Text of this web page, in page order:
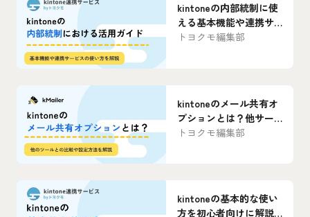
kintoneの内部統制に使
える基本機能や連携サ
ービスを解説
トヨクモ編集部
kintoneのメール共有オ
プションとは？他サー
ビスとの機能比較や設
トヨクモ編集部
kintoneの基本的な使い
方を初心者向けに解説